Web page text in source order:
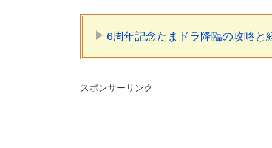
6周年記念たまドラ降臨の攻略と
スポンサーリンク